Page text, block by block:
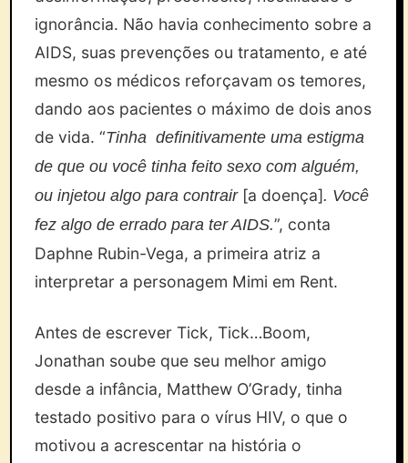
ignorância. Não havia conhecimento sobre a
AIDS, suas prevenções ou tratamento, e até
mesmo os médicos reforçavam os temores,
dando aos pacientes o máximo de dois anos
de vida. “Tinha definitivamente uma estigma
de que ou você tinha feito sexo com alguém,
ou injetou algo para contrair [a doença]. Você
fez algo de errado para ter AIDS.”, conta
Daphne Rubin-Vega, a primeira atriz a
interpretar a personagem Mimi em Rent.
Antes de escrever Tick, Tick…Boom,
Jonathan soube que seu melhor amigo
desde a infância, Matthew O’Grady, tinha
testado positivo para o vírus HIV, o que o
motivou a acrescentar na história o